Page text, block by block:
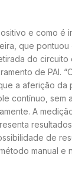
e como é
que pontuou
do circuito
de PAI.
a aferição da
contínuo, sem
A
de
manual e